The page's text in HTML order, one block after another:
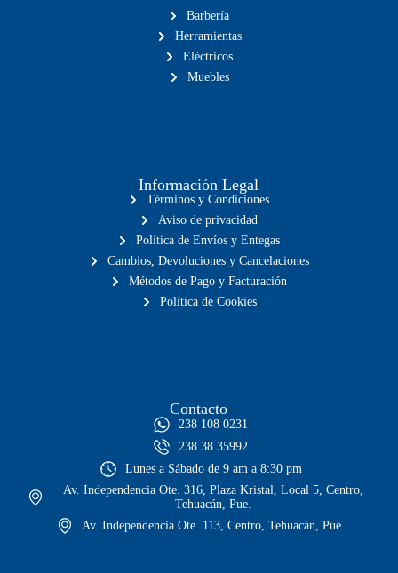
Barbería
Herramientas
Eléctricos
Muebles
Información Legal
Términos y Condiciones
Aviso de privacidad
Política de Envíos y Entegas
Cambios, Devoluciones y Cancelaciones
Métodos de Pago y Facturación
Política de Cookies
Contacto
238 108 0231
238 38 35992
Lunes a Sábado de 9 am a 8:30 pm
Av. Independencia Ote. 316, Plaza Kristal, Local 5, Centro,
Tehuacán, Pue.
Av. Independencia Ote. 113, Centro, Tehuacán, Pue.